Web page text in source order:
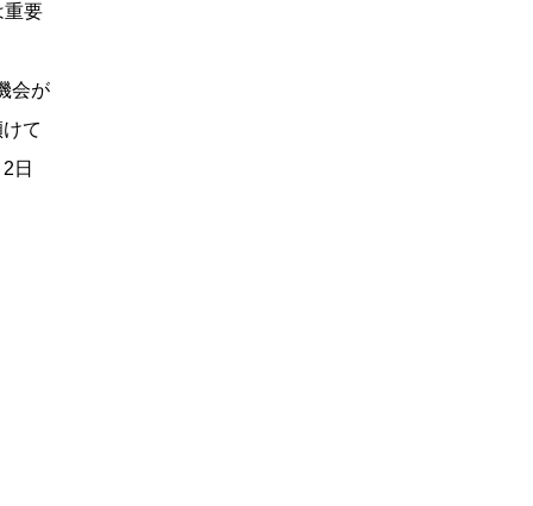
重要
会が
て
日